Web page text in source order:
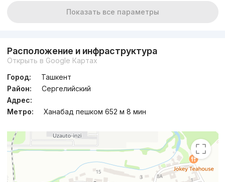
Показать все параметры
Расположение и инфраструктура
Открыть в Google Картах
Город:
Ташкент
Район:
Сергелийский
Адрес:
Метро:
Ханабад пешком 652 м 8 мин